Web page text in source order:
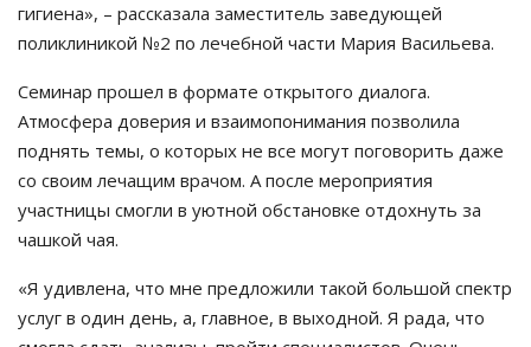
гигиена», – рассказала заместитель заведующей
поликлиникой №2 по лечебной части Мария Васильева.
Семинар прошел в формате открытого диалога.
Атмосфера доверия и взаимопонимания позволила
поднять темы, о которых не все могут поговорить даже
со своим лечащим врачом. А после мероприятия
участницы смогли в уютной обстановке отдохнуть за
чашкой чая.
«Я удивлена, что мне предложили такой большой спектр
услуг в один день, а, главное, в выходной. Я рада, что